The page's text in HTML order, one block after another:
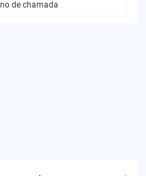
de chamada